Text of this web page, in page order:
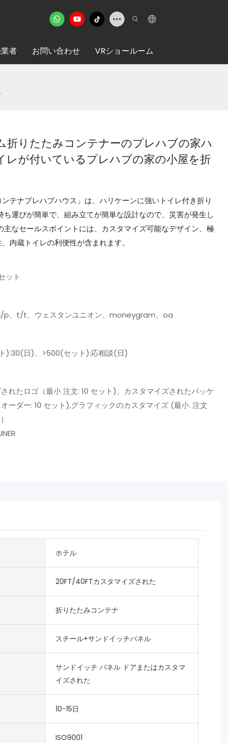
者 お問い合わせ VRショールーム
折りたたみコンテナーのプレハブの家ハ
レが付いているプレハブの家の小屋を折
ンテナプレハブハウス」は、ハリケーンに強いトイレ付き折り
運びが簡単で、組み立てが簡単な設計なので、災害が発生し
なセールスポイントには、カスタマイズ可能なデザイン、極
内蔵トイレの利便性が含まれます。
ット
、t/t、ウェスタンユニオン、moneygram、oa
):30(日)、>500(セット):応相談(日)
れたロゴ（最小 注文: 10 セット)、カスタマイズされたパッケ
ーダー: 10 セット),グラフィックのカスタマイズ (最小. 注文
ホテル
20FT/40FTカスタマイズされた
折りたたみコンテナ
スチール+サンドイッチパネル
サンドイッチ パネル ドアまたはカスタマ
イズされた
10-15日
ISO9001